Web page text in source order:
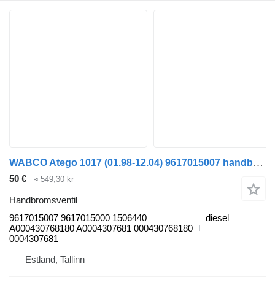
WABCO Atego 1017 (01.98-12.04) 9617015007 handbromsventil till Mercedes-Benz Atego, Atego 2, Atego 3 (1996-) dragbil
50 € ≈ 549,30 kr
Handbromsventil
9617015007 9617015000 1506440
A000430768180 A0004307681 000430768180
0004307681
diesel
Estland, Tallinn